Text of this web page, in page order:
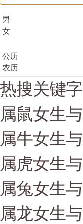
男
女
公历
农历
热搜关键字
属鼠女生
属牛女生
属虎女生
属兔女生
属龙女生